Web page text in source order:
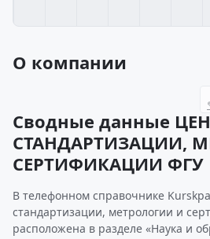
О компании
Сводные данные
СТАНДАРТИЗАЦИИ,
СЕРТИФИКАЦИИ ФГУ
В телефонном справочнике
стандартизации, метрологии и
расположена в разделе «Наука и